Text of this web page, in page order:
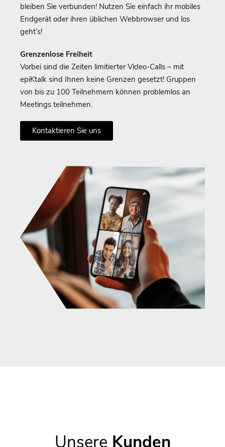
bleiben Sie verbunden! Nutzen Sie einfach ihr mobiles
Endgerät oder ihren üblichen Webbrowser und los
geht’s!
Grenzenlose Freiheit
Vorbei sind die Zeiten limitierter Video-Calls – mit
epiKtalk sind Ihnen keine Grenzen gesetzt! Gruppen
von bis zu 100 Teilnehmern können problemlos an
Meetings teilnehmen.
Kontaktieren Sie uns
Unsere Kunden